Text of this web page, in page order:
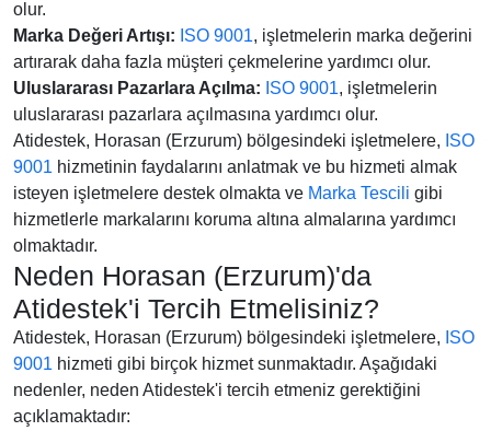
olur.
Marka Değeri Artışı: ISO 9001, işletmelerin marka değerini
artırarak daha fazla müşteri çekmelerine yardımcı olur.
Uluslararası Pazarlara Açılma: ISO 9001, işletmelerin
uluslararası pazarlara açılmasına yardımcı olur.
Atidestek, Horasan (Erzurum) bölgesindeki işletmelere, ISO
9001 hizmetinin faydalarını anlatmak ve bu hizmeti almak
isteyen işletmelere destek olmakta ve Marka Tescili gibi
hizmetlerle markalarını koruma altına almalarına yardımcı
olmaktadır.
Neden Horasan (Erzurum)'da
Atidestek'i Tercih Etmelisiniz?
Atidestek, Horasan (Erzurum) bölgesindeki işletmelere, ISO
9001 hizmeti gibi birçok hizmet sunmaktadır. Aşağıdaki
nedenler, neden Atidestek'i tercih etmeniz gerektiğini
açıklamaktadır: